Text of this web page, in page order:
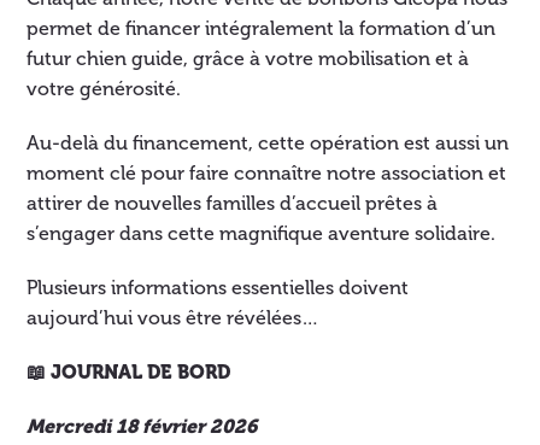
permet de financer intégralement la formation d’un
futur chien guide, grâce à votre mobilisation et à
votre générosité.
Au-delà du financement, cette opération est aussi un
moment clé pour faire connaître notre association et
attirer de nouvelles familles d’accueil prêtes à
s’engager dans cette magnifique aventure solidaire.
Plusieurs informations essentielles doivent
aujourd’hui vous être révélées…
📖 JOURNAL DE BORD
Mercredi 18 février 2026